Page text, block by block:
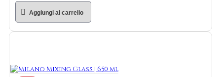
Aggiungi al carrello